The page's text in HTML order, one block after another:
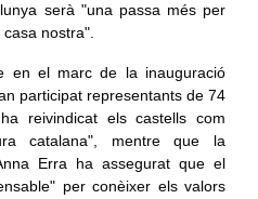
serà "una passa més per
nostra".
en el marc de la inauguració
participat representants de 74
reivindicat els castells com
catalana", mentre que la
Erra ha assegurat que el
per conèixer els valors